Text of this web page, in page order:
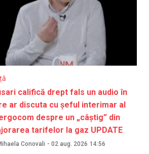
califică drept fals un audio în
ar discuta cu șeful interimar al
despre un „câștig” din
tarifelor la gaz UPDATE
Conovali - 02 aug. 2026 14:56